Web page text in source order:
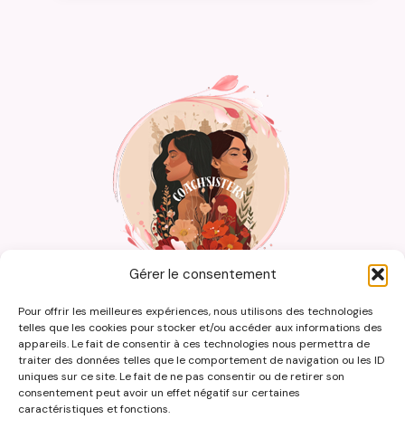
Gérer le consentement
Pour offrir les meilleures expériences, nous utilisons des technologies
telles que les cookies pour stocker et/ou accéder aux informations des
appareils. Le fait de consentir à ces technologies nous permettra de
traiter des données telles que le comportement de navigation ou les ID
uniques sur ce site. Le fait de ne pas consentir ou de retirer son
consentement peut avoir un effet négatif sur certaines
caractéristiques et fonctions.
TREMPLIN
VERS
L’ÉPANOUISSEMENT
SUR
LA
CÔTE
D’AZUR
accueil
pourquoi nous consulter
ce qu’il faut savoir
blog